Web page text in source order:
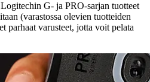
G- ja PRO-sarjan tuotteet
(varastossa olevien tuotteiden
parhaat varusteet, jotta voit pelata